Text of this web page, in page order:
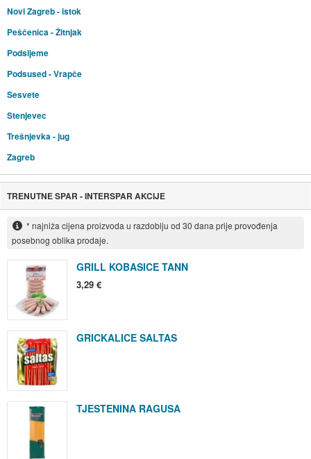
Novi Zagreb - istok
Peščenica - Žitnjak
Podsljeme
Podsused - Vrapče
Sesvete
Stenjevec
Trešnjevka - jug
Zagreb
TRENUTNE SPAR - INTERSPAR AKCIJE
* najniža cijena proizvoda u razdoblju od 30 dana prije provođenja
posebnog oblika prodaje.
GRILL KOBASICE TANN
3,29 €
GRICKALICE SALTAS
TJESTENINA RAGUSA